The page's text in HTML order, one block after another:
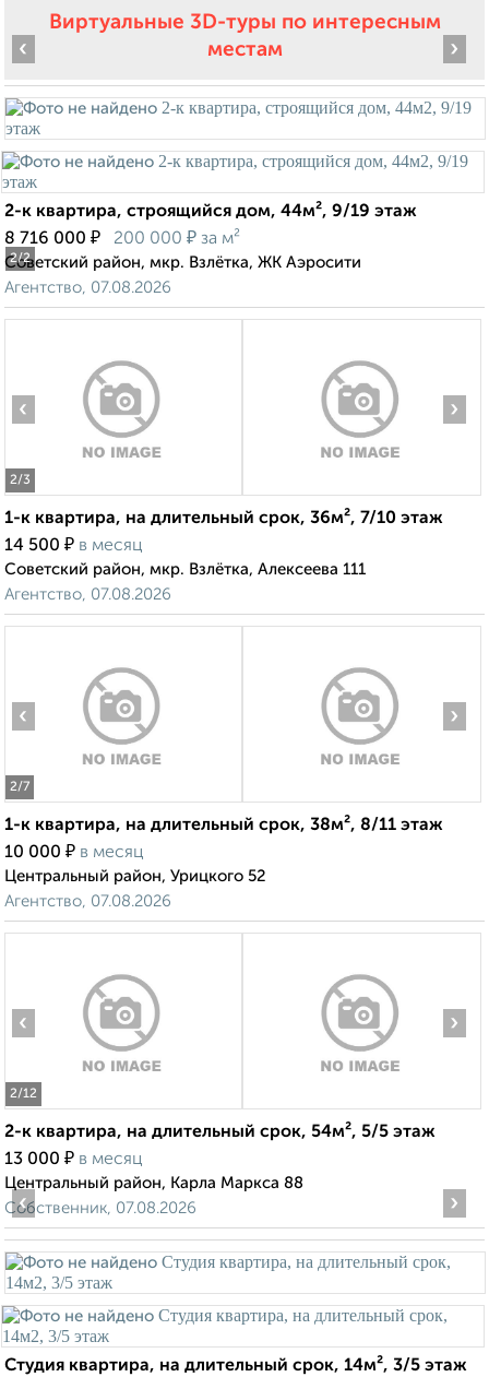
Виртуальные 3D-туры по интересным
местам
2/2
‹ ›
2-к квартира, строящийся дом, 44м², 9/19 этаж
8 716 000 ₽ 200 000 ₽ за м²
Советский район, мкр. Взлётка, ЖК Аэросити
Агентство, 07.08.2026
2/3
‹ ›
1-к квартира, на длительный срок, 36м², 7/10 этаж
14 500 ₽ в месяц
Советский район, мкр. Взлётка, Алексеева 111
Агентство, 07.08.2026
2/7
‹ ›
1-к квартира, на длительный срок, 38м², 8/11 этаж
10 000 ₽ в месяц
Центральный район, Урицкого 52
Агентство, 07.08.2026
2/12
‹ ›
2-к квартира, на длительный срок, 54м², 5/5 этаж
13 000 ₽ в месяц
Центральный район, Карла Маркса 88
Собственник, 07.08.2026
‹ ›
Студия квартира, на длительный срок, 14м², 3/5 этаж